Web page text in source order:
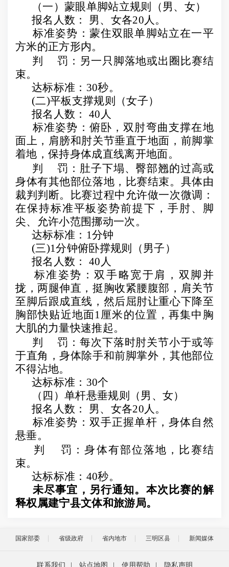
（一）蒙眼单脚站立规则（男、女）
报名人数： 男、女各20人。
标准姿势：蒙住双眼单脚站立在一平
方米的正方形内。
判
罚：另一只脚落地或出圈比赛结
束。
达标标准： 30秒。
(二)平板支撑规则（女子）
报名人数：
40 人
标准姿势：俯卧，双肘弯曲支撑在地
面上，肩膀和肘关节垂直于地面，前脚掌
着地，保持身体成直线离开地面。
判
罚：肚子下塌、臀部翘的过高或
身体有其他部位落地，比赛结束。具体由
裁判判断。比赛过程中允许做一次微调：
在保持标准平板姿势前提下，手肘、脚
尖、允许小范围挪动一次。
达标标准： 1分钟
(三)1分钟俯卧撑规则（男子）
报名人数：
40 人
标准姿势：双手略宽于肩，双脚并
拢，两腿伸直，挺胸收紧腰腹部，肩关节
至脚后跟成直线，然后屈肘让重心下降至
胸部快贴近地面1厘米的位置，再集中胸
大肌的力量快速推起。
判
罚：每次下落时肘关节小于或等
于直角，身体除手和前脚掌外，其他部位
不得沾地。
达标标准： 30个
（四）单杆悬垂规则（男、女）
报名人数： 男、女各20人。
标准姿势：双手正握单杆，身体自然
悬垂。
判
罚：身体有部位落地，比赛结
束。
达标标准： 40秒。
未尽事宜，另行通知。本次比赛的解
释权属建宁县文体和旅游局。
国家部委 省级政府 省内地市 三明区县 新闻媒体
联系我们 站点地图 使用帮助 隐私声明